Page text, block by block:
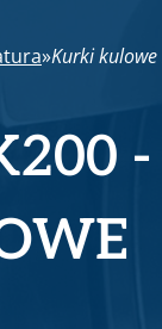
Kurki kulowe